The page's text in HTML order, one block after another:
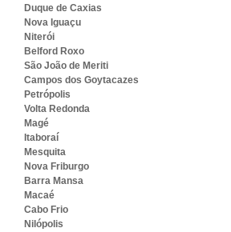
Duque de Caxias
Nova Iguaçu
Niterói
Belford Roxo
São João de Meriti
Campos dos Goytacazes
Petrópolis
Volta Redonda
Magé
Itaboraí
Mesquita
Nova Friburgo
Barra Mansa
Macaé
Cabo Frio
Nilópolis